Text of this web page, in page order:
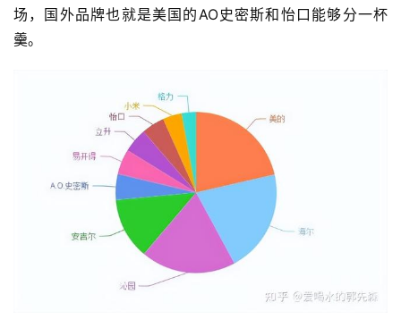
场，国外品牌也就是美国的AO史密斯和怡口能够分一杯
羹。